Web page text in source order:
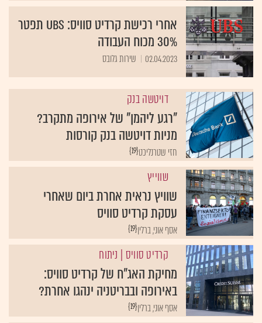
אחרי רכישת קרדיט סוויס: UBS תפטר
30% מכוח העבודה
02.04.2023 שירות גלובס
דויטשה בנק
"רגע ליהמן" של אירופה מתקרב?
מניות דויטשה בנק קורסות
{19}חזי שטרנליכט
שווייץ
שוויץ נראית אחרת ביום שאחרי
עסקת קרדיט סוויס
{19}אסף אוני, ברלין
קרדיט סוויס | ניתוח
מחיקת האג"ח של קרדיט סוויס:
באירופה ובבריטניה ינהגו אחרת?
{19}אסף אוני, ברלין